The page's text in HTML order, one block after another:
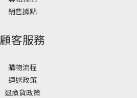
銷售據點
顧客服務
購物流程
運送政策
退換貨政策